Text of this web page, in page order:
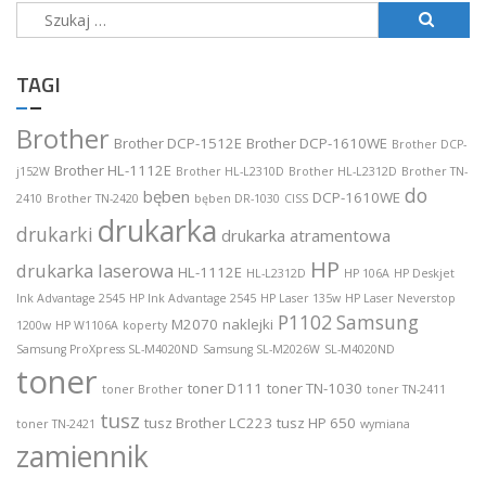
Szukaj:
TAGI
Brother Brother DCP-1512E Brother DCP-1610WE Brother DCP-
j152W Brother HL-1112E Brother HL-L2310D Brother HL-L2312D Brother TN-
2410 Brother TN-2420 bęben bęben DR-1030 CISS DCP-1610WE do
drukarki drukarka drukarka atramentowa
drukarka laserowa HL-1112E HL-L2312D HP HP 106A HP Deskjet
Ink Advantage 2545 HP Ink Advantage 2545 HP Laser 135w HP Laser Neverstop
1200w HP W1106A koperty M2070 naklejki P1102 Samsung
Samsung ProXpress SL-M4020ND Samsung SL-M2026W SL-M4020ND
toner toner Brother toner D111 toner TN-1030 toner TN-2411
toner TN-2421 tusz tusz Brother LC223 tusz HP 650 wymiana
zamiennik